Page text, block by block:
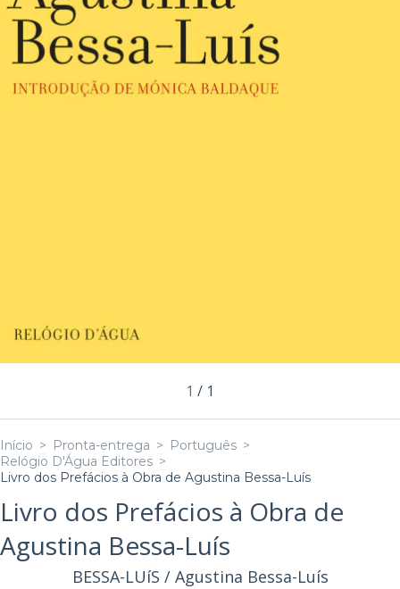
1 / 1
Início > Pronta-entrega > Português >
Relógio D'Água Editores >
Livro dos Prefácios à Obra de Agustina Bessa-Luís
Livro dos Prefácios à Obra de
Agustina Bessa-Luís
BESSA-LUíS / Agustina Bessa-Luís